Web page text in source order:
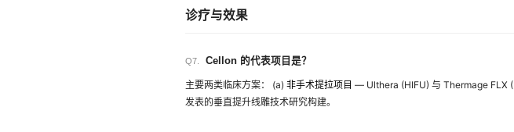
诊疗与效果
Q7. Cellon 的代表项目是？
主要两类临床方案： (a) 非手术提拉项目 — Ulthera (HIFU) 与 Thermage FLX
发表的垂直提升线雕技术研究构建。